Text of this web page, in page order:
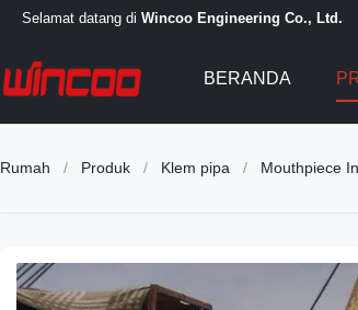
Selamat datang di Wincoo Engineering Co., Ltd.
BERANDA
Rumah / Produk / Klem pipa / Mouthpiece